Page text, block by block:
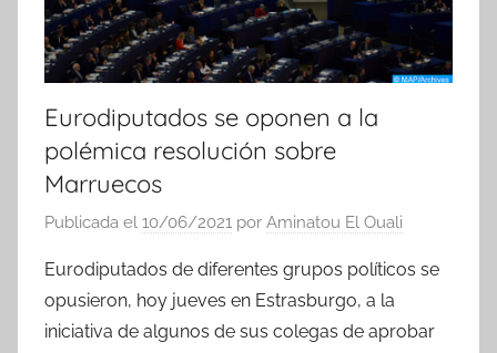
Eurodiputados se oponen a la
polémica resolución sobre
Marruecos
Publicada el 10/06/2021 por Aminatou El Ouali
Eurodiputados de diferentes grupos políticos se
opusieron, hoy jueves en Estrasburgo, a la
iniciativa de algunos de sus colegas de aprobar